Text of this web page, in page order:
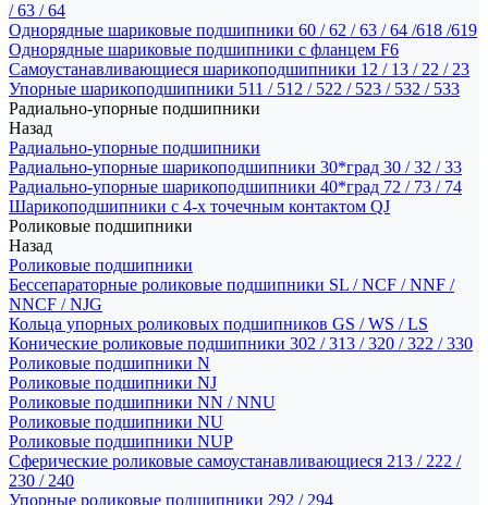
/ 63 / 64
Однорядные шариковые подшипники 60 / 62 / 63 / 64 /618 /619
Однорядные шариковые подшипники с фланцем F6
Самоустанавливающиеся шарикоподшипники 12 / 13 / 22 / 23
Упорные шарикоподшипники 511 / 512 / 522 / 523 / 532 / 533
Радиально-упорные подшипники
Назад
Радиально-упорные подшипники
Радиально-упорные шарикоподшипники 30*град 30 / 32 / 33
Радиально-упорные шарикоподшипники 40*град 72 / 73 / 74
Шарикоподшипники с 4-х точечным контактом QJ
Роликовые подшипники
Назад
Роликовые подшипники
Бессепараторные роликовые подшипники SL / NCF / NNF /
NNCF / NJG
Кольца упорных роликовых подшипников GS / WS / LS
Конические роликовые подшипники 302 / 313 / 320 / 322 / 330
Роликовые подшипники N
Роликовые подшипники NJ
Роликовые подшипники NN / NNU
Роликовые подшипники NU
Роликовые подшипники NUP
Сферические роликовые самоустанавливающиеся 213 / 222 /
230 / 240
Упорные роликовые подшипники 292 / 294